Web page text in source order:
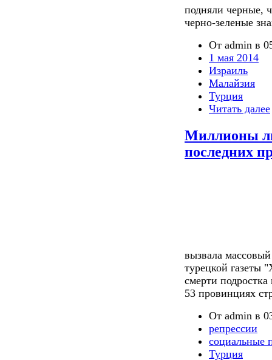
подняли черные,
черно-зеленые
От admin в
1 мая 2014
Израиль
Малайзия
Турция
Читать далее
Миллионы
последних
вызвала
турецкой газеты
смерти
53 провинциях
От admin в
репрессии
социальные
Турция